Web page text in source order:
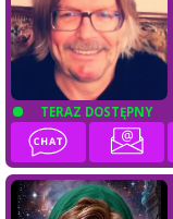
TERAZ DOSTĘPNY